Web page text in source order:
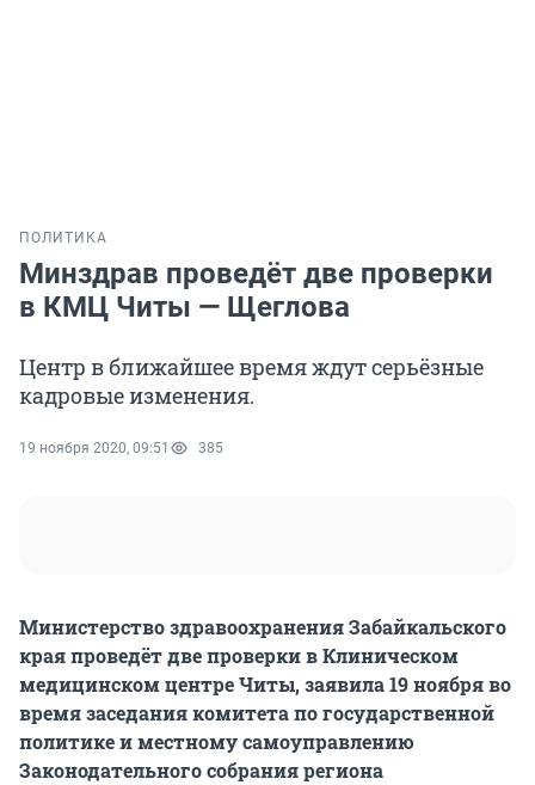
ПОЛИТИКА
Минздрав проведёт две проверки
в КМЦ Читы — Щеглова
Центр в ближайшее время ждут серьёзные
кадровые изменения.
19 ноября 2020, 09:51 385
Министерство здравоохранения Забайкальского
края проведёт две проверки в Клиническом
медицинском центре Читы, заявила 19 ноября во
время заседания комитета по государственной
политике и местному самоуправлению
Законодательного собрания региона